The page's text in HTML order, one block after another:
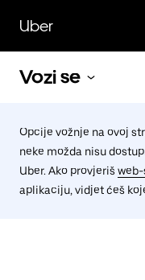
glavni
sadržaj
Uber
Vozi se
Opcije vožnje na ovoj
neke možda nisu
Uber. Ako provjeriš
aplikaciju, vidjet ćeš